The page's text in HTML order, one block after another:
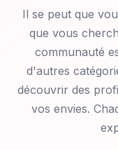
Il se peut que
que vous
communauté
d'autres
découvrir des
vos envies.